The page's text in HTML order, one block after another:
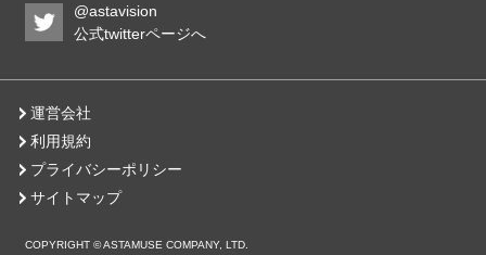
@astavision
公式twitterページへ
運営会社
利用規約
プライバシーポリシー
サイトマップ
COPYRIGHT © ASTAMUSE COMPANY, LTD.